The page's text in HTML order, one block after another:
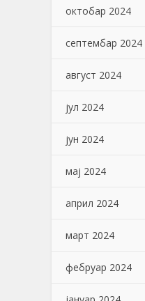
октобар 2024
септембар 2024
август 2024
јул 2024
јун 2024
мај 2024
април 2024
март 2024
фебруар 2024